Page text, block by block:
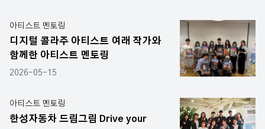
아티스트 멘토링
디지털 콜라주 아티스트 여래 작가와
함께한 아티스트 멘토링
2026-05-15
아티스트 멘토링
한성자동차 드림그림 Drive your